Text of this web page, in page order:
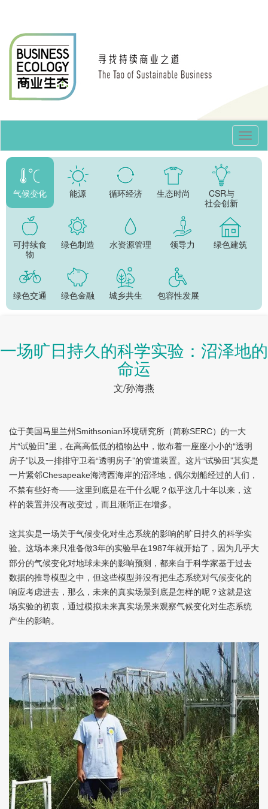
气候变化 能源 循环经济 生态时尚
CSR与
社会创新
可持续食
物
绿色制造 水资源管理 领导力 绿色建筑
绿色交通 绿色金融 城乡共生 包容性发展
一场旷日持久的科学实验：沼泽地的
命运
文/孙海燕
位于美国马里兰州Smithsonian环境研究所（简称SERC）的一大
片“试验田”里，在高高低低的植物丛中，散布着一座座小小的“透明
房子”以及一排排守卫着“透明房子”的管道装置。这片“试验田”其实是
一片紧邻Chesapeake海湾西海岸的沼泽地，偶尔划船经过的人们，
不禁有些好奇——这里到底是在干什么呢？似乎这几十年以来，这
样的装置并没有改变过，而且渐渐正在增多。
这其实是一场关于气候变化对生态系统的影响的旷日持久的科学实
验。这场本来只准备做3年的实验早在1987年就开始了，因为几乎大
部分的气候变化对地球未来的影响预测，都来自于科学家基于过去
数据的推导模型之中，但这些模型并没有把生态系统对气候变化的
响应考虑进去，那么，未来的真实场景到底是怎样的呢？这就是这
场实验的初衷，通过模拟未来真实场景来观察气候变化对生态系统
产生的影响。